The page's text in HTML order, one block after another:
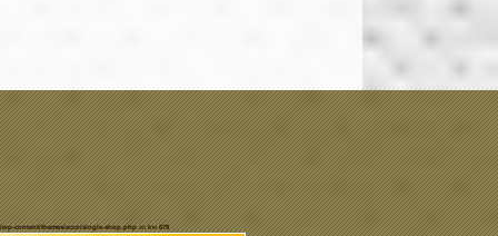
wp-content/themes/ecco/single-shop.phpon line679